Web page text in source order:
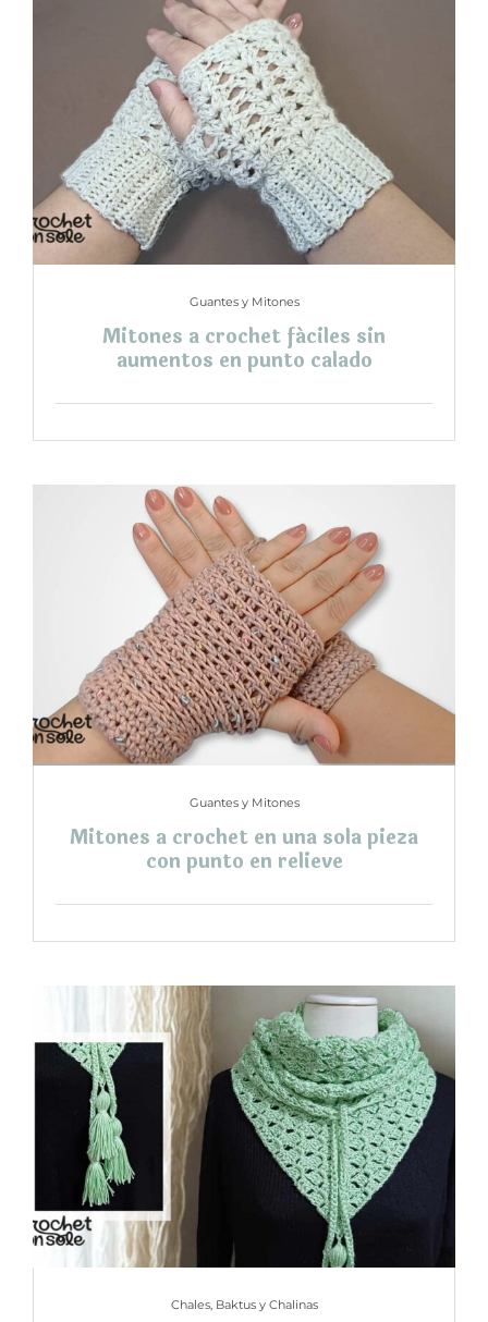
Guantes y Mitones
Mitones a crochet fáciles sin
aumentos en punto calado
Guantes y Mitones
Mitones a crochet en una sola pieza
con punto en relieve
Chales, Baktus y Chalinas